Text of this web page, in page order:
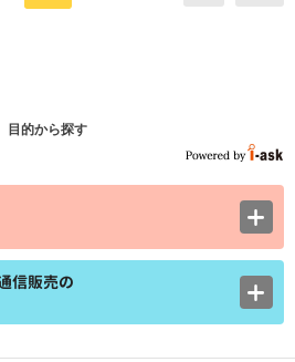
目的から探す
信販売の